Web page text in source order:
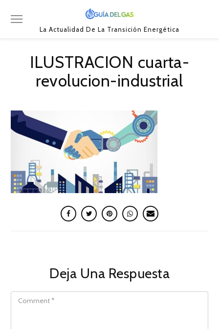
La Actualidad De La Transición Energética
ILUSTRACION cuarta-
revolucion-industrial
Deja Una Respuesta
COMMENT